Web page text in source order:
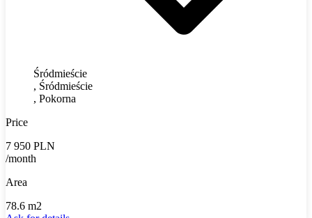
Śródmieście
, Śródmieście
, Pokorna
Price
7 950 PLN
/month
Area
78.6 m2